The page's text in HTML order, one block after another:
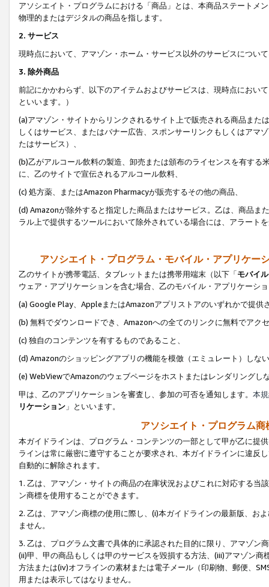
アソシエイト・プログラムにおける「商品」とは、本商品ステートメ
物理的またはデジタルの商品を指します。
2. サービス
現時点において、アマゾン・ホーム・サービス以外のサービスについ
3. 除外商品
前記にかかわらず、以下のアイテムおよびサービスは、現時点におい
といいます。）
(a)アマゾン・サイトからリンクされるサイト上で販売される商品ま
しくはサービス、またはバナー広告、スポンサーリンクもしくはアマ
たはサービス）、
(b)乙がアルコール飲料の製造、卸売または頒布のライセンスを有す
に、乙のサイトで宣伝されるアルコール飲料、
(c) 処方薬、またはAmazon Pharmacyが販売するその他の商品、
(d) Amazonが除外すると指定した商品またはサービス。乙は、商品ま
ラル上で提供するツールにおいて除外されている場合には、アラート
アソシエイト・プログラム・モバイル・アプリケー
乙のサイトが携帯電話、タブレットまたは携帯用端末（以下「モバイ
ウェア・アプリケーションを含む場合、乙のモバイル・アプリケーシ
(a) Google Play、AppleまたはAmazonアプリストアのいずれかで提供
(b) 無料でダウンロードでき、Amazonへの全てのリンクに無料でアク
(c) 独自のコンテンツを有するものであること、
(d) Amazonのショッピングアプリの機能を模倣（エミュレート）しな
(e) WebViewでAmazonのウェブページをホストまたはレンダリングし
甲は、乙のアプリケーションを審査し、参加の可否を通知します。 本
リケーション 」といいます。
アソシエイト・プログラム
本ガイドラインは、プログラム・コンテンツの一部として甲が乙に提
ラインは常に厳密に遵守することが要求され、本ガイドラインに違反
自動的に解除されます。
1. 乙は、アマゾン・サイトの商品の在庫状況およびこれに対応する
ン商標を使用することができます。
2. 乙は、アマゾン商標の使用に際し、(i)本ガイドラインの最新版、お
ません。
3. 乙は、プログラム文書で具体的に承認された目的に限り、アマゾン
(ii)甲、甲の商品もしくは甲のサービスを毀損する方法、(iii)アマゾン
方法または(iv)オフラインの素材または電子メール（印刷物、郵便、
用または表示してはなりません。